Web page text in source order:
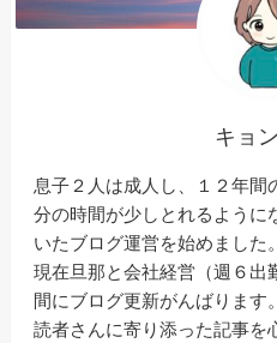
キョ
息子２人は成人し、１２年
分の時間が少しとれるように
いたブログ運営を始めました。
現在旦那と会社経営（週６出
間にブログ更新がんばります。
読者さんに寄り添った記事を